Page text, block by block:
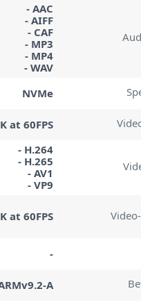
- AAC
- AIFF
- CAF
- MP3
- MP4
- WAV
NVMe
at 60FPS
- H.264
- H.265
- AV1
- VP9
at 60FPS
-
A